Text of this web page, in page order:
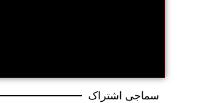
سماجی اشتراک